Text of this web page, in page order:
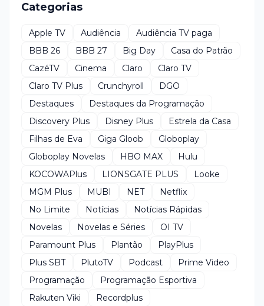
Categorias
Apple TV Audiência
Audiência TV paga
BBB 26
BBB 27 Big Day
Casa do Patrão
CazéTV
Cinema Claro
Claro TV
Claro TV Plus
Crunchyroll
DGO
Destaques
Destaques da Programação
Discovery Plus
Disney Plus
Estrela da Casa
Filhas de Eva
Giga Gloob
Globoplay
Globoplay Novelas
HBO MAX
Hulu
KOCOWAPlus
LIONSGATE PLUS
Looke
MGM Plus
MUBI NET
Netflix
No Limite
Notícias
Notícias Rápidas
Novelas
Novelas e Séries
OI TV
Paramount Plus
Plantão
PlayPlus
Plus SBT
PlutoTV Podcast
Prime Video
Programação
Programação Esportiva
Rakuten Viki
Recordplus